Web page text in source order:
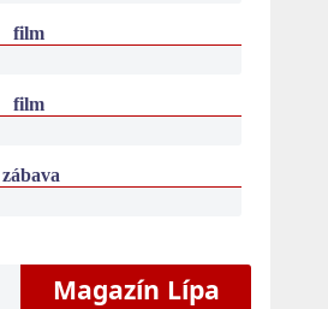
film
film
zábava
Magazín Lípa